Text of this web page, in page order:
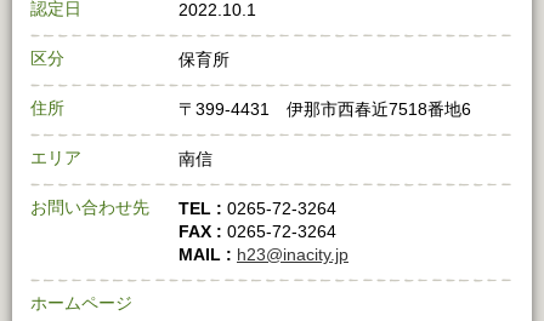
認定日 2022.10.1
区分 保育所
住所 〒399-4431 伊那市西春近7518番地6
エリア 南信
お問い合わせ先 TEL : 0265-72-3264
FAX : 0265-72-3264
MAIL : h23@inacity.jp
ホームページ